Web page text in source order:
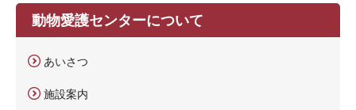
動物愛護センターについて
あいさつ
施設案内